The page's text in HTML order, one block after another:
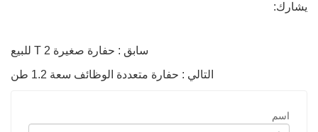
يشارك:
سابق : حفارة صغيرة 2 T للبيع
التالي : حفارة متعددة الوظائف سعة 1.2 طن
اسم